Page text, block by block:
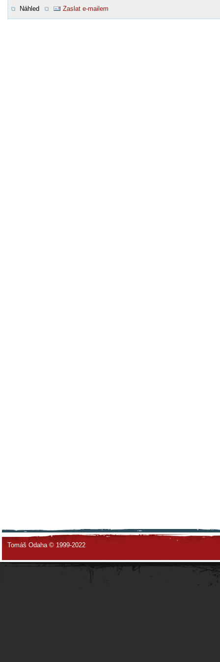
Náhled Zaslat e-mailem
Tomáš Odaha © 1999-2022